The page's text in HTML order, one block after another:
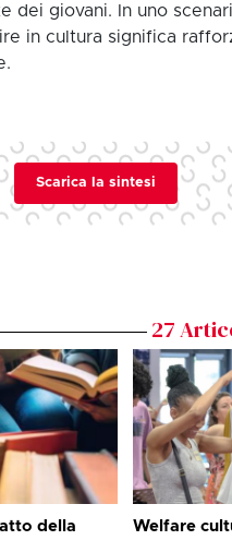
dei giovani. In uno
in cultura significa
Scarica la sintesi
27
della
Welfare